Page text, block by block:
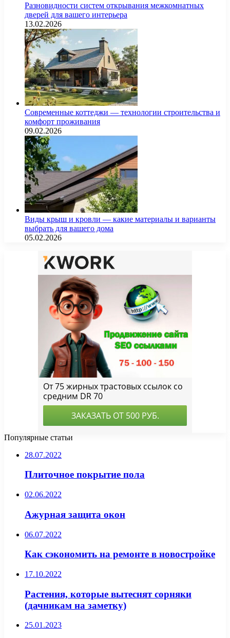
Разновидности систем открывания межкомнатных
дверей для вашего интерьера
13.02.2026
Современные коттеджи — технологии строительства и
комфорт проживания
09.02.2026
Виды крыш и кровли — какие материалы и варианты
выбрать для вашего дома
05.02.2026
Популярные статьи
28.07.2022
Плиточное покрытие пола
02.06.2022
Ажурная защита окон
06.07.2022
Как сэкономить на ремонте в новостройке
17.10.2022
Растения, которые вытеснят сорняки
(дачникам на заметку)
25.01.2023